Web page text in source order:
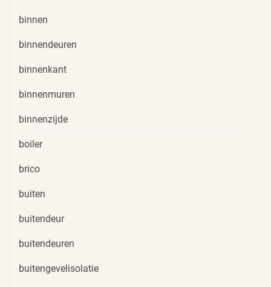
binnen
binnendeuren
binnenkant
binnenmuren
binnenzijde
boiler
brico
buiten
buitendeur
buitendeuren
buitengevelisolatie